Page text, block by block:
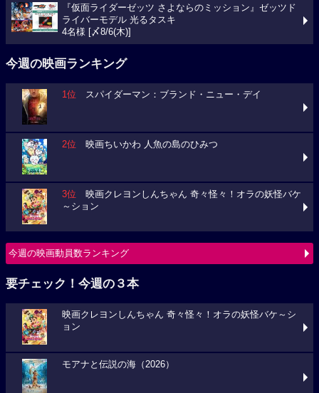
『仮面ライダーゼッツ さよならのミッション』ゼッツド
ライバーモデル 光るタスキ
4名様 [〆8/6(木)]
今週の映画ランキング
1位 スパイダーマン：ブランド・ニュー・デイ
2位 映画ちいかわ 人魚の島のひみつ
3位 映画クレヨンしんちゃん 奇々怪々！オラの妖怪バケ
～ション
今週の映画動員数ランキング
要チェック！今週の３本
映画クレヨンしんちゃん 奇々怪々！オラの妖怪バケ～シ
ョン
モアナと伝説の海（2026）